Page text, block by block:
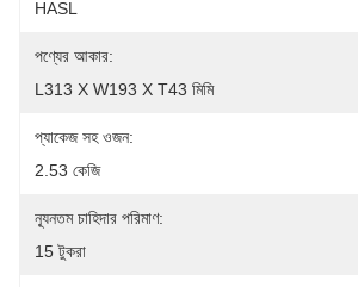
HASL
পণ্যের আকার:
L313 X W193 X T43 মিমি
প্যাকেজ সহ ওজন:
2.53 কেজি
ন্যূনতম চাহিদার পরিমাণ:
15 টুকরা